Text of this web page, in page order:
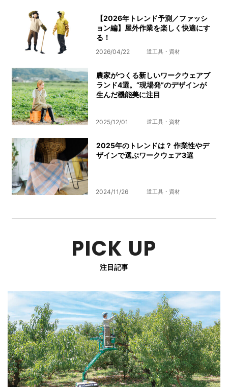
【2026年トレンド予測／ファッシ
ョン編】屋外作業を楽しく快適にす
る！
2026/04/22 道工具・資材
農家がつくる新しいワークウェアブ
ランド4選。“現場発”のデザインが
生んだ機能美に注目
2025/12/01 道工具・資材
2025年のトレンドは？ 作業性やデ
ザインで選ぶワークウェア3選
2024/11/26 道工具・資材
PICK UP
注目記事